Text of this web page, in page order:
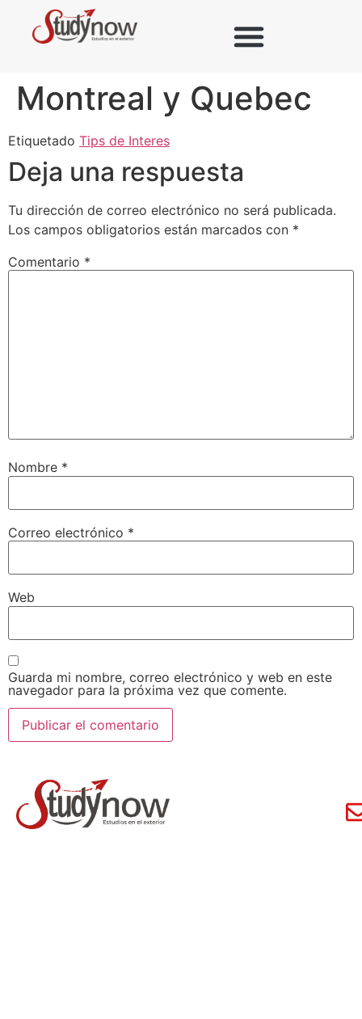
Montreal y Quebec
Etiquetado Tips de Interes
Deja una respuesta
Tu dirección de correo electrónico no será publicada.
Los campos obligatorios están marcados con *
Comentario *
Nombre *
Correo electrónico *
Web
Guarda mi nombre, correo electrónico y web en este
navegador para la próxima vez que comente.